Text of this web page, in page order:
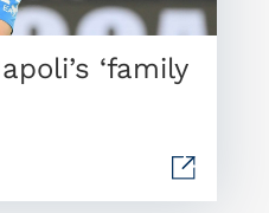
‘family